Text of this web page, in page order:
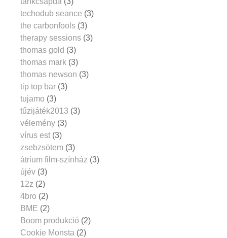
techodub seance (3)
the carbonfools (3)
therapy sessions (3)
thomas gold (3)
thomas mark (3)
thomas newson (3)
tip top bar (3)
tujamo (3)
tűzijáték2013 (3)
vélemény (3)
vírus est (3)
zsebzsötem (3)
átrium film-színház (3)
újév (3)
12z (2)
4bro (2)
BME (2)
Boom produkció (2)
Cookie Monsta (2)